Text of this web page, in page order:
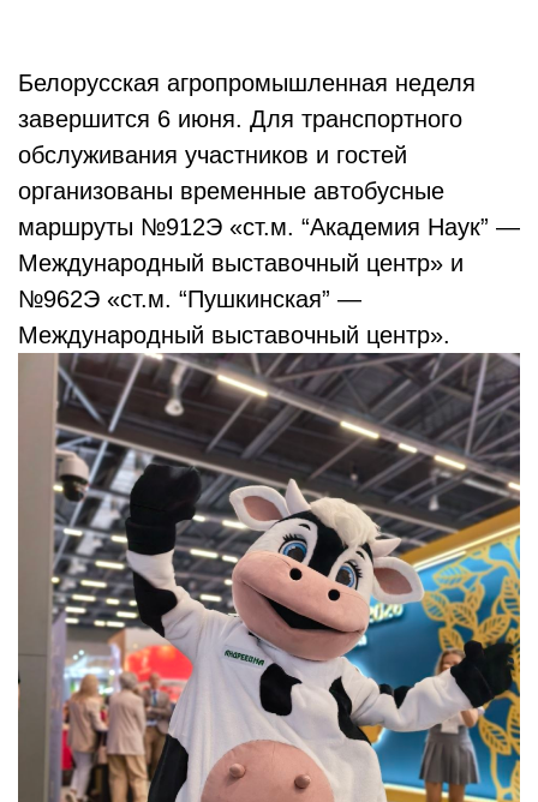
Белорусская агропромышленная неделя
завершится 6 июня. Для транспортного
обслуживания участников и гостей
организованы временные автобусные
маршруты №912Э «ст.м. “Академия Наук” —
Международный выставочный центр» и
№962Э «ст.м. “Пушкинская” —
Международный выставочный центр».